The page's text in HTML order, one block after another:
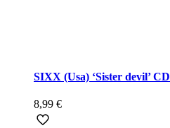
SIXX (Usa) ‘Sister devil’ CD
8,99 €